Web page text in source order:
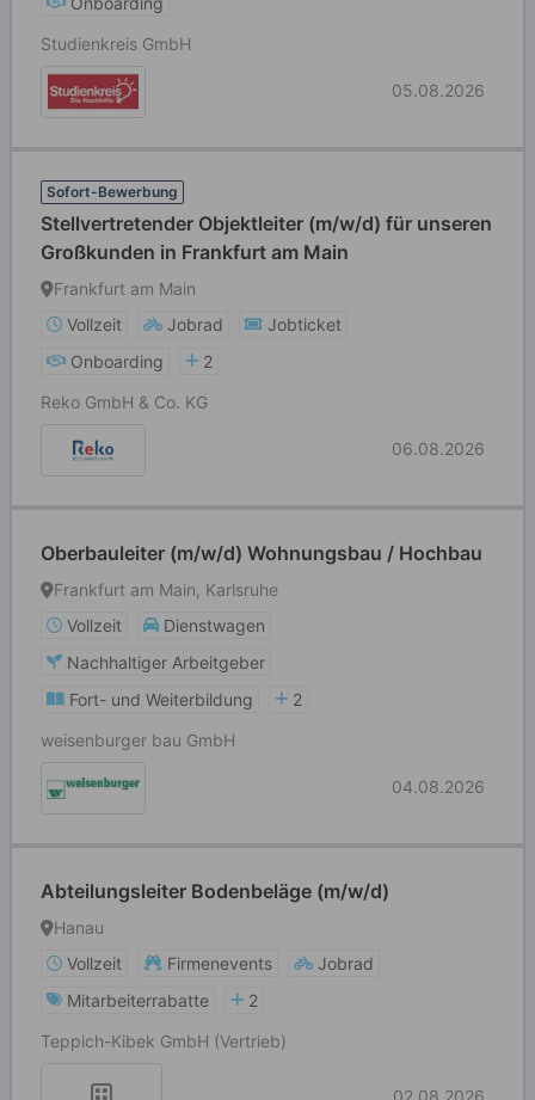
Studienkreis GmbH
05.08.2026
Sofort-Bewerbung
Stellvertretender Objektleiter (m/w/d) für unseren
Großkunden in Frankfurt am Main
Frankfurt am Main
Vollzeit
Jobrad
Jobticket
Onboarding
2
Reko GmbH & Co. KG
06.08.2026
Oberbauleiter (m/w/d) Wohnungsbau / Hochbau
Frankfurt am Main, Karlsruhe
Vollzeit
Dienstwagen
Nachhaltiger Arbeitgeber
Fort- und Weiterbildung
2
weisenburger bau GmbH
04.08.2026
Abteilungsleiter Bodenbeläge (m/w/d)
Hanau
Vollzeit
Firmenevents
Jobrad
Mitarbeiterrabatte
2
Teppich-Kibek GmbH (Vertrieb)
02.08.2026